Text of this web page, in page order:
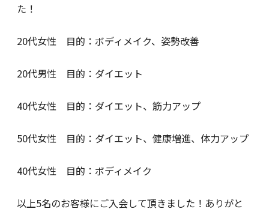
た！
20代女性 目的：ボディメイク、姿勢改善
20代男性 目的：ダイエット
40代女性 目的：ダイエット、筋力アップ
50代女性 目的：ダイエット、健康増進、体力アップ
40代女性 目的：ボディメイク
以上5名のお客様にご入会して頂きました！ありがと